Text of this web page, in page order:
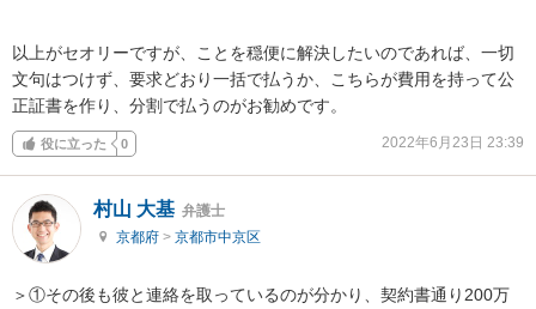
以上がセオリーですが、ことを穏便に解決したいのであれば、一切
文句はつけず、要求どおり一括で払うか、こちらが費用を持って公
正証書を作り、分割で払うのがお勧めです。
役に立った 0 2022年6月23日 23:39
村山 大基 弁護士
京都府 > 京都市中京区
＞①その後も彼と連絡を取っているのが分かり、契約書通り200万